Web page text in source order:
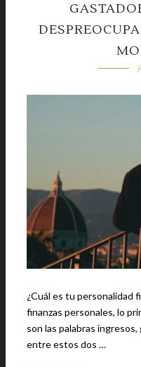
¿Cuál es tu personalidad financiera?
finanzas personales, lo
son las palabras
entre estos dos …